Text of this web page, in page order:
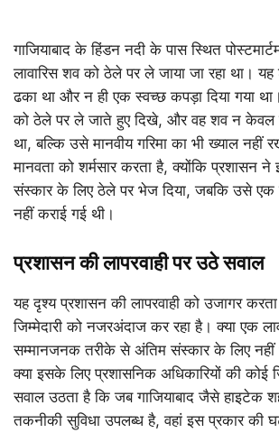
गाजियाबाद के हिंडन नदी के पास स्थित
लावारिस शव को ठेले पर ले जाया जा रहा था।
ढका था और न ही एक स्वच्छ कपड़ा दिया गया
को ठेले पर ले जाते हुए दिखे, और वह शव न केवल
था, बल्कि उसे मानवीय गरिमा का भी ख्याल नहीं
मानवता को शर्मसार करता है, क्योंकि प्रशासन
संस्कार के लिए ठेले पर भेज दिया, जबकि उसे
नहीं कराई गई थी।
प्रशासन की लापरवाही पर उठे सवाल
यह दृश्य प्रशासन की लापरवाही को उजागर
जिम्मेदारी को नजरअंदाज कर रहा है। क्या एक
सम्मानजनक तरीके से अंतिम संस्कार के लिए
क्या इसके लिए प्रशासनिक अधिकारियों की कोई
सवाल उठता है कि जब गाजियाबाद जैसे हाइटेक
तकनीकी सुविधा उपलब्ध है, वहां इस प्रकार की